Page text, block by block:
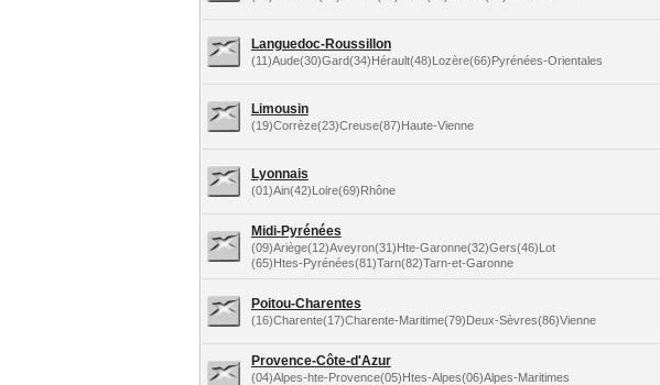
Languedoc-Roussillon
(11)Aude(30)Gard(34)Hérault(48)Lozère(66)Pyrénées-Orientales
Limousin
(19)Corrèze(23)Creuse(87)Haute-Vienne
Lyonnais
(01)Ain(42)Loire(69)Rhône
Midi-Pyrénées
(09)Ariège(12)Aveyron(31)Hte-Garonne(32)Gers(46)Lot
(65)Htes-Pyrénées(81)Tarn(82)Tarn-et-Garonne
Poitou-Charentes
(16)Charente(17)Charente-Maritime(79)Deux-Sèvres(86)Vienne
Provence-Côte-d'Azur
(04)Alpes-hte-Provence(05)Htes-Alpes(06)Alpes-Maritimes